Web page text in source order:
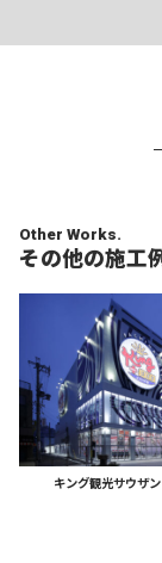
Other Works.
その他の施工
キング観光サウザ